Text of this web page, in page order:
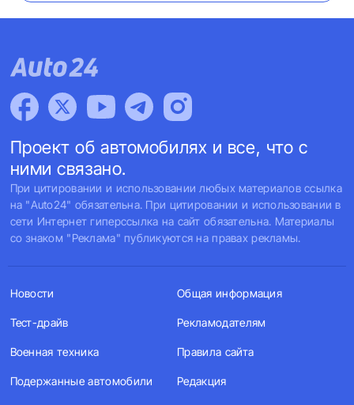
Проект об автомобилях и все, что с
ними связано.
При цитировании и использовании любых материалов ссылка
на "Auto24" обязательна. При цитировании и использовании в
сети Интернет гиперссылка на сайт обязательна. Материалы
со знаком "Реклама" публикуются на правах рекламы.
Новости
Тест-драйв
Военная техника
Подержанные автомобили
Общая информация
Рекламодателям
Правила сайта
Редакция